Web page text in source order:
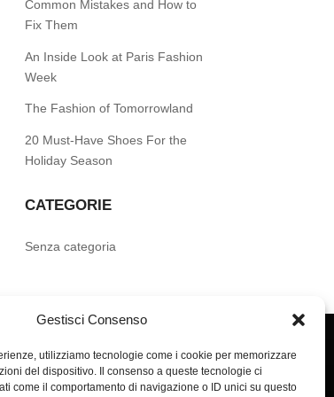
Gestisci Consenso
utilizziamo tecnologie come i cookie per memorizzare
del dispositivo. Il consenso a queste tecnologie ci
come il comportamento di navigazione o ID unici su questo
Common Mistakes and How to
Fix Them
An Inside Look at Paris Fashion
Week
The Fashion of Tomorrowland
20 Must-Have Shoes For the
Holiday Season
CATEGORIE
Senza categoria